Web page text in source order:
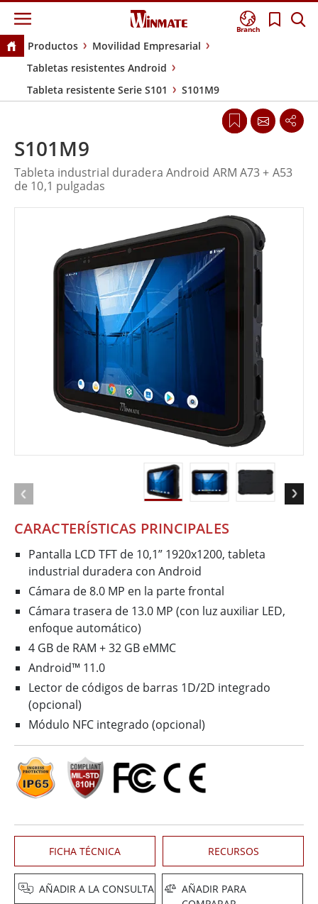
Branch
Productos
Movilidad Empresarial
Tabletas resistentes Android
Tableta resistente Serie S101
S101M9
CARACTERÍSTICAS PRINCIPALES
Pantalla LCD TFT de 10,1” 1920x1200, tableta
industrial duradera con Android
Cámara de 8.0 MP en la parte frontal
Cámara trasera de 13.0 MP (con luz auxiliar LED,
enfoque automático)
4 GB de RAM + 32 GB eMMC
Android™ 11.0
Lector de códigos de barras 1D/2D integrado
(opcional)
Módulo NFC integrado (opcional)
FICHA TÉCNICA RECURSOS
AÑADIR A LA CONSULTA
AÑADIR PARA
S101M9
Tableta industrial duradera Android ARM A73 + A53
de 10,1 pulgadas